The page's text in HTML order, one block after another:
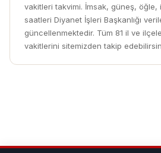
vakitleri takvimi. İmsak, güneş, öğle,
saatleri Diyanet İşleri Başkanlığı
güncellenmektedir. Tüm 81 il ve
vakitlerini sitemizden takip